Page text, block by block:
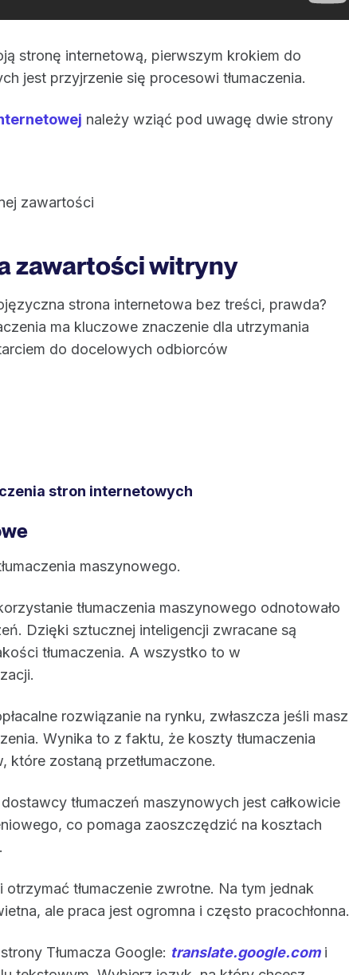
stronę internetową, pierwszym krokiem do
jest przyjrzenie się procesowi tłumaczenia.
należy wziąć pod uwagę dwie strony
zawartości
zawartości witryny
strona internetowa bez treści, prawda?
ma kluczowe znaczenie dla utrzymania
do docelowych odbiorców
stron internetowych
maszynowego.
tłumaczenia maszynowego odnotowało
Dzięki sztucznej inteligencji zwracane są
tłumaczenia. A wszystko to w
rozwiązanie na rynku, zwłaszcza jeśli masz
Wynika to z faktu, że koszty tłumaczenia
które zostaną przetłumaczone.
tłumaczeń maszynowych jest całkowicie
co pomaga zaoszczędzić na kosztach
tłumaczenie zwrotne. Na tym jednak
ale praca jest ogromna i często pracochłonna.
Tłumacza Google: translate.google.comi